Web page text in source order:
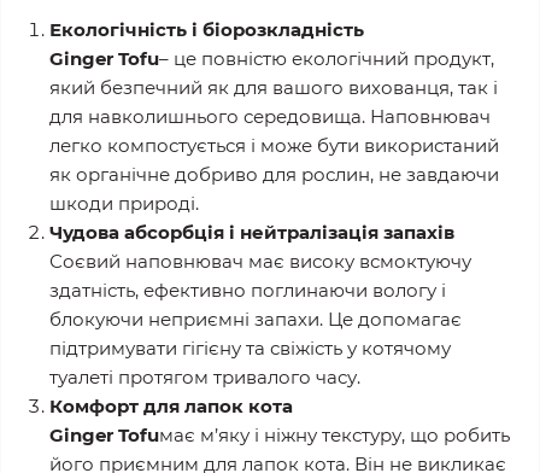
Екологічність і біорозкладність
Ginger Tofu– це повністю екологічний продукт,
який безпечний як для вашого вихованця, так і
для навколишнього середовища. Наповнювач
легко компостується і може бути використаний
як органічне добриво для рослин, не завдаючи
шкоди природі.
Чудова абсорбція і нейтралізація запахів
Соєвий наповнювач має високу всмоктуючу
здатність, ефективно поглинаючи вологу і
блокуючи неприємні запахи. Це допомагає
підтримувати гігієну та свіжість у котячому
туалеті протягом тривалого часу.
Комфорт для лапок кота
Ginger Tofuмає м’яку і ніжну текстуру, що робить
його приємним для лапок кота. Він не викликає